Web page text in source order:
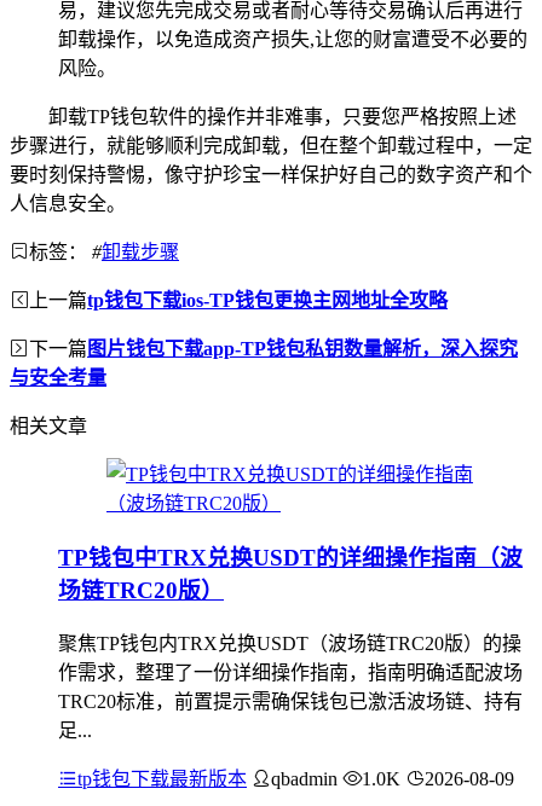
易，建议您先完成交易或者耐心等待交易确认后再进行
卸载操作，以免造成资产损失,让您的财富遭受不必要的
风险。
卸载TP钱包软件的操作并非难事，只要您严格按照上述
步骤进行，就能够顺利完成卸载，但在整个卸载过程中，一定
要时刻保持警惕，像守护珍宝一样保护好自己的数字资产和个
人信息安全。
标签： #卸载步骤
上一篇tp钱包下载ios-TP钱包更换主网地址全攻略
下一篇 图片钱包下载app-TP钱包私钥数量解析，深入探究
与安全考量
相关文章
TP钱包中TRX兑换USDT的详细操作指南（波
场链TRC20版）
聚焦TP钱包内TRX兑换USDT（波场链TRC20版）的操
作需求，整理了一份详细操作指南，指南明确适配波场
TRC20标准，前置提示需确保钱包已激活波场链、持有
足...
tp钱包下载最新版本 qbadmin 1.0K 2026-08-09